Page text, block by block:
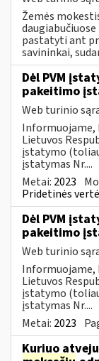
Žemės
pastatyti ant
savininkai,
Dėl PVM
pakeitimo
Web turinio
Informuojame,
Lietuvos
įstatymo
įstatymas Nr....
Metai: 2023
Pridetinės
Dėl PVM
pakeitimo
Web turinio
Informuojame,
Lietuvos
įstatymo
įstatymas Nr....
Metai: 2023
Kuriuo